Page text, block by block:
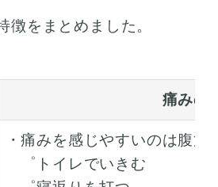
徴をまとめました。
痛みの
・痛みを感じやすいのは腹筋
゜トイレでいきむ